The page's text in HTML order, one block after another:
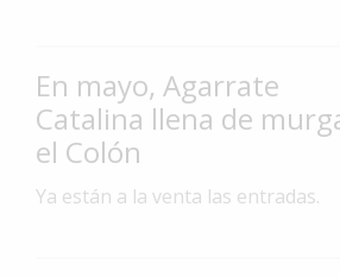
La
Ciudad
En mayo, Agarrate
Catalina llena de
el Colón
Ya están a la venta las entradas.